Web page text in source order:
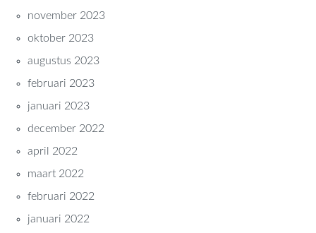
november 2023
oktober 2023
augustus 2023
februari 2023
januari 2023
december 2022
april 2022
maart 2022
februari 2022
januari 2022